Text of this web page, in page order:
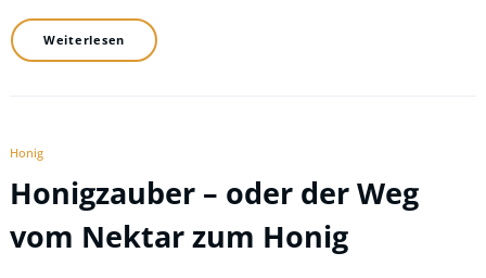
Weiterlesen
Honig
Honigzauber – oder der Weg
vom Nektar zum Honig